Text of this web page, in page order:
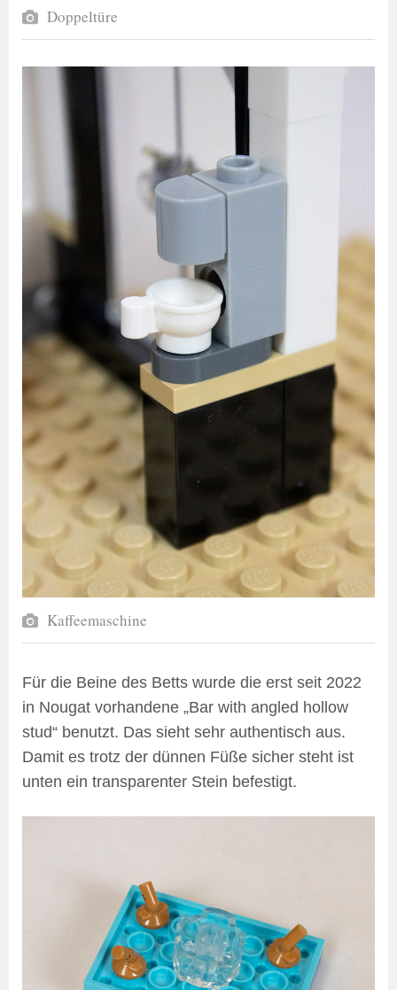
Doppeltüre
Kaffeemaschine
Für die Beine des Betts wurde die erst seit 2022
in Nougat vorhandene „Bar with angled hollow
stud“ benutzt. Das sieht sehr authentisch aus.
Damit es trotz der dünnen Füße sicher steht ist
unten ein transparenter Stein befestigt.